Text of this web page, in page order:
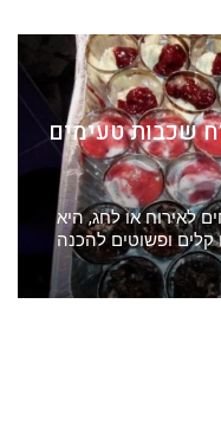
שכבות טעימים
לאירוח או לחג, היא
הנה 5 מתכונים קלים ופשוטים להכנה